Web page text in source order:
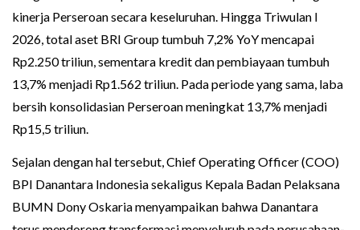
kinerja Perseroan secara keseluruhan. Hingga Triwulan I
2026, total aset BRI Group tumbuh 7,2% YoY mencapai
Rp2.250 triliun, sementara kredit dan pembiayaan tumbuh
13,7% menjadi Rp1.562 triliun. Pada periode yang sama, laba
bersih konsolidasian Perseroan meningkat 13,7% menjadi
Rp15,5 triliun.
Sejalan dengan hal tersebut, Chief Operating Officer (COO)
BPI Danantara Indonesia sekaligus Kepala Badan Pelaksana
BUMN Dony Oskaria menyampaikan bahwa Danantara